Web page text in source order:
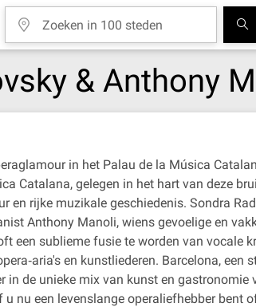
& Anthony
in het Palau de la Música
Catalana, gelegen in het hart van deze
en rijke muzikale geschiedenis. Sondra
Anthony Manoli, wiens gevoelige en
een sublieme fusie te worden van vocale
en kunstliederen. Barcelona,
in de unieke mix van kunst en
nu een levenslange operaliefhebber bent